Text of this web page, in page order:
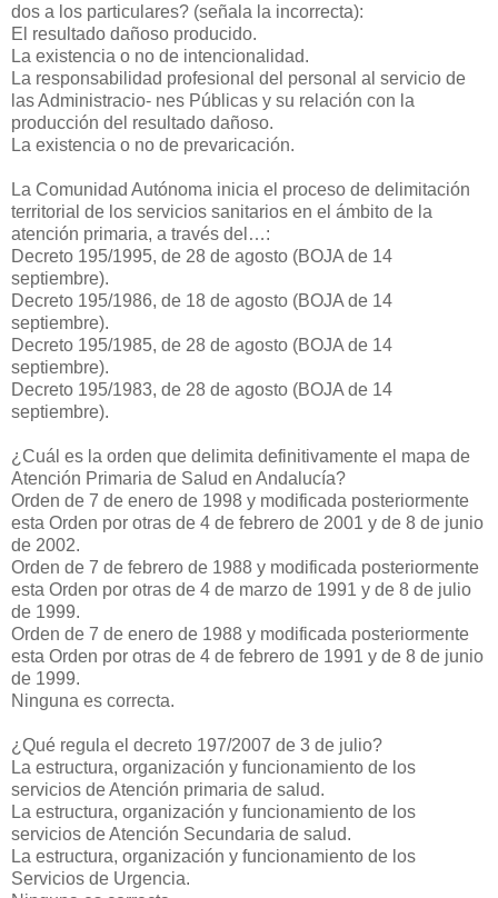
dos a los particulares? (señala la incorrecta):
El resultado dañoso producido.
La existencia o no de intencionalidad.
La responsabilidad profesional del personal al servicio de
las Administracio- nes Públicas y su relación con la
producción del resultado dañoso.
La existencia o no de prevaricación.
La Comunidad Autónoma inicia el proceso de delimitación
territorial de los servicios sanitarios en el ámbito de la
atención primaria, a través del…:
Decreto 195/1995, de 28 de agosto (BOJA de 14
septiembre).
Decreto 195/1986, de 18 de agosto (BOJA de 14
septiembre).
Decreto 195/1985, de 28 de agosto (BOJA de 14
septiembre).
Decreto 195/1983, de 28 de agosto (BOJA de 14
septiembre).
¿Cuál es la orden que delimita definitivamente el mapa de
Atención Primaria de Salud en Andalucía?
Orden de 7 de enero de 1998 y modificada posteriormente
esta Orden por otras de 4 de febrero de 2001 y de 8 de junio
de 2002.
Orden de 7 de febrero de 1988 y modificada posteriormente
esta Orden por otras de 4 de marzo de 1991 y de 8 de julio
de 1999.
Orden de 7 de enero de 1988 y modificada posteriormente
esta Orden por otras de 4 de febrero de 1991 y de 8 de junio
de 1999.
Ninguna es correcta.
¿Qué regula el decreto 197/2007 de 3 de julio?
La estructura, organización y funcionamiento de los
servicios de Atención primaria de salud.
La estructura, organización y funcionamiento de los
servicios de Atención Secundaria de salud.
La estructura, organización y funcionamiento de los
Servicios de Urgencia.